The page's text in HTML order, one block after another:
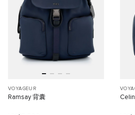
VOYAGEUR
Ramsay 背囊